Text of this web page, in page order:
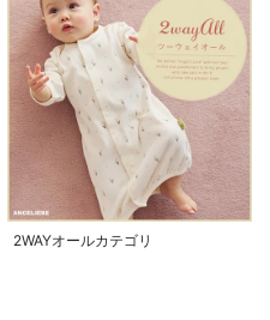
2WAYオールカテゴリ